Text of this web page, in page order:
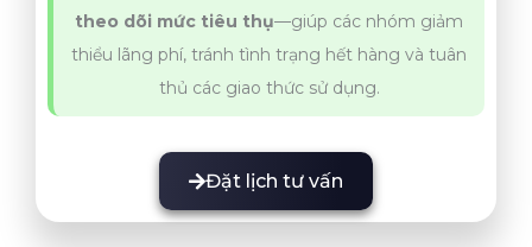
theo dõi mức tiêu thụ—giúp các nhóm giảm
thiểu lãng phí, tránh tình trạng hết hàng và tuân
thủ các giao thức sử dụng.
Đặt lịch tư vấn